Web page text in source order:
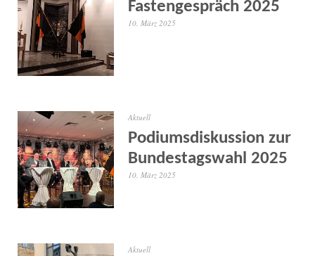
Fastengespräch 2025
10. März 2025
Aktuell
Podiumsdiskussion zur
Bundestagswahl 2025
10. März 2025
Aktuell